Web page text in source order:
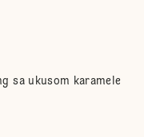
sa ukusom karamele